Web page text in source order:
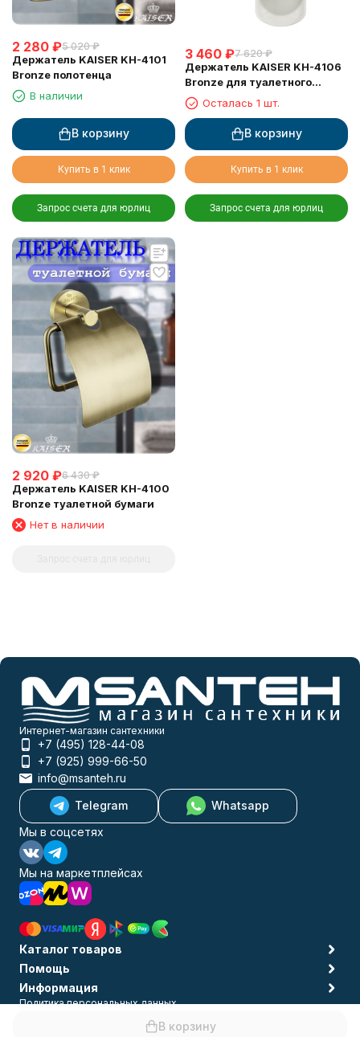
В корзину
2 280 ₽5 020 ₽
Держатель KAISER KH-4101
Bronze полотенца
В наличии
В корзину
Купить в 1 клик
Запрос счета для юрлиц
3 460 ₽7 620 ₽
Держатель KAISER KH-4106
Bronze для туалетного
ершика, настенный
Осталась 1 шт.
В корзину
Купить в 1 клик
Запрос счета для юрлиц
2 920 ₽6 430 ₽
Держатель KAISER KH-4100
Bronze туалетной бумаги
Нет в наличии
Интернет-магазин сантехники
+7 (495) 128-44-08
+7 (925) 999-66-50
info@msanteh.ru
Telegram
Whatsapp
Мы в соцсетях
Мы на маркетплейсах
Каталог товаров
Помощь
Информация
Политика персональных данных